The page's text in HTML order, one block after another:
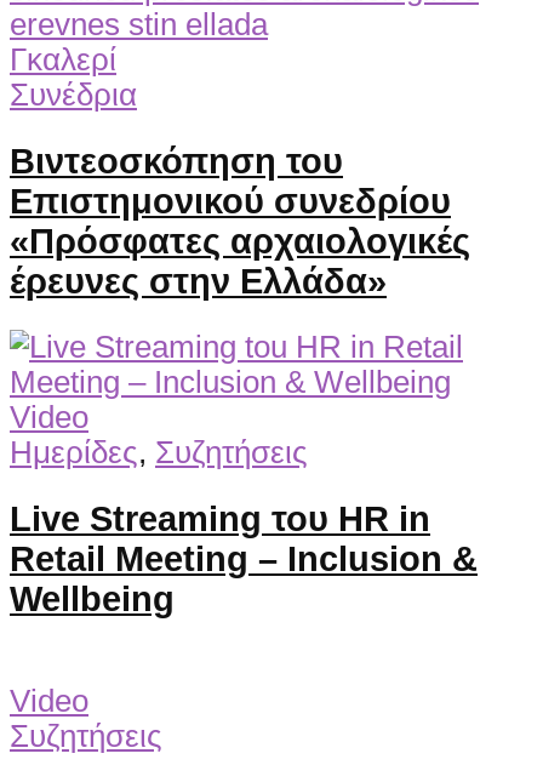
Γκαλερί
Συνέδρια
Βιντεοσκόπηση του
Επιστημονικού συνεδρίου
«Πρόσφατες αρχαιολογικές
έρευνες στην Ελλάδα»
Video
Ημερίδες, Συζητήσεις
Live Streaming του HR in
Retail Meeting – Inclusion &
Wellbeing
Video
Συζητήσεις